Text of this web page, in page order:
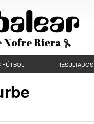
Nofre Riera
FÚTBOL RESULTADOS